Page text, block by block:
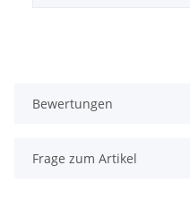
Bewertungen
Frage zum Artikel